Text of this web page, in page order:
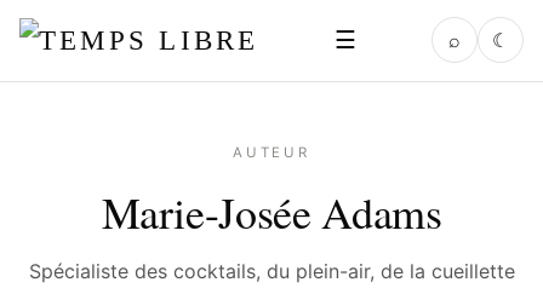
☰ ⌕ ☾
AUTEUR
Marie-Josée Adams
Spécialiste des cocktails, du plein-air, de la cueillette